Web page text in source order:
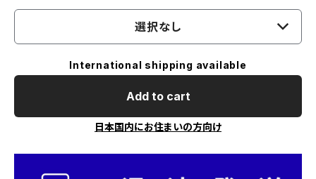
選択なし
International shipping available
Add to cart
日本国内にお住まいの方向け